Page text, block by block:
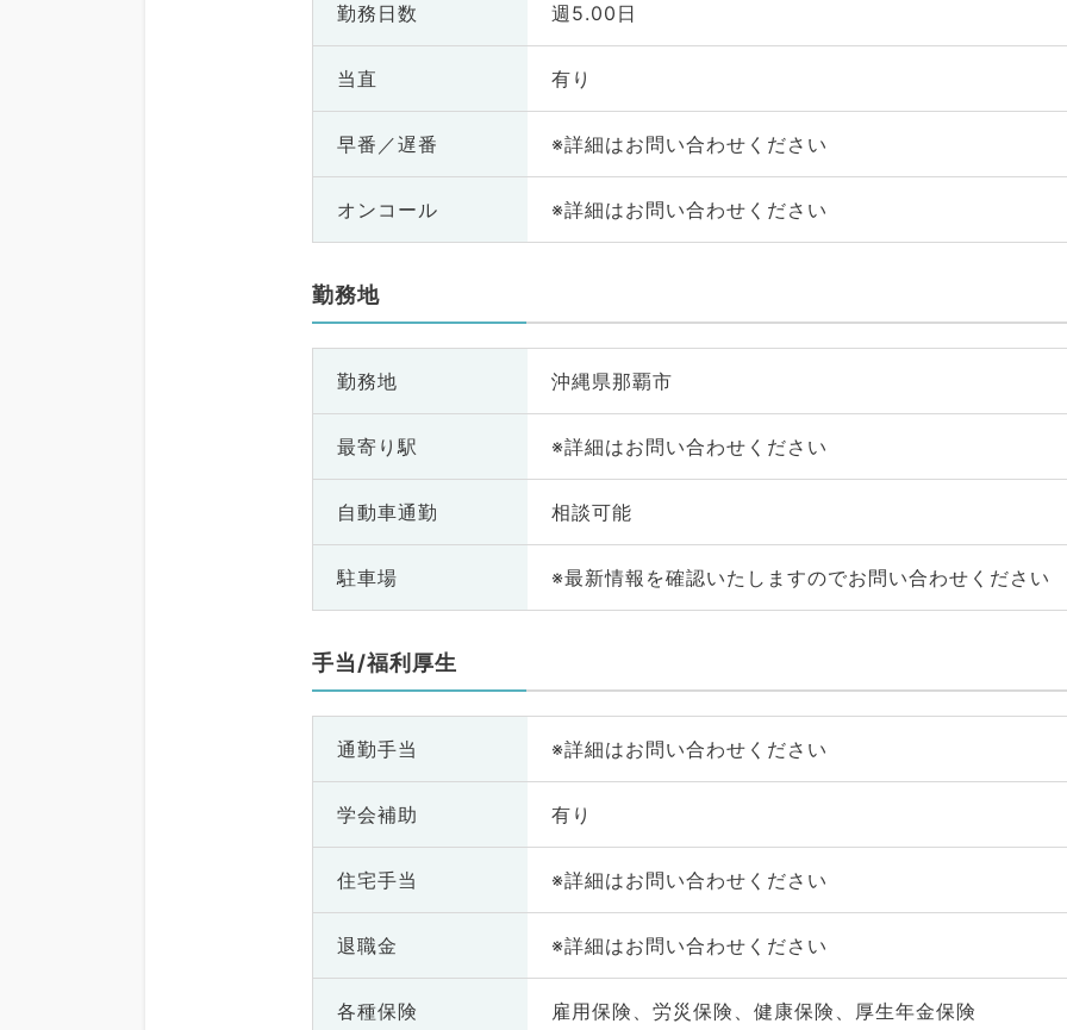
勤務日数 週5.00日
当直 有り
早番／遅番 ※詳細はお問い合わせください
オンコール ※詳細はお問い合わせください
勤務地
勤務地 沖縄県那覇市
最寄り駅 ※詳細はお問い合わせください
自動車通勤 相談可能
駐車場 ※最新情報を確認いたしますのでお問い合わせください
手当/福利厚生
通勤手当 ※詳細はお問い合わせください
学会補助 有り
住宅手当 ※詳細はお問い合わせください
退職金 ※詳細はお問い合わせください
各種保険 雇用保険、労災保険、健康保険、厚生年金保険